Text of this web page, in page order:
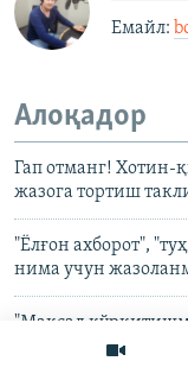
Емайл: ​
Алоқадор
Гап отманг! Хотин-
жазога тортиш
"Ёлғон ахборот",
нима учун
"Мақсад
эркинлигига